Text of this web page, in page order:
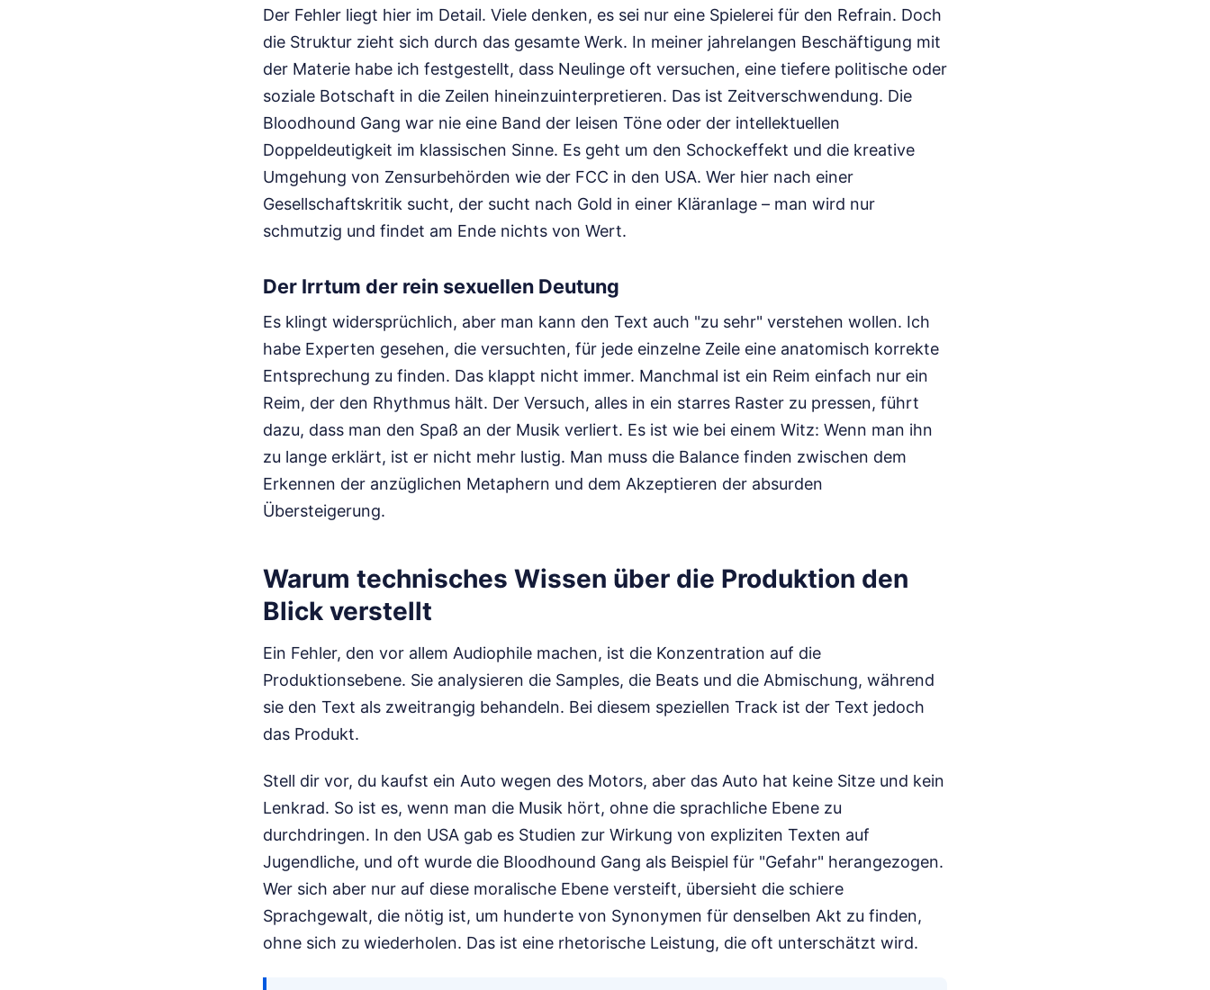
Der Fehler liegt hier im Detail. Viele denken, es sei nur eine Spielerei für den Refrain. Doch
die Struktur zieht sich durch das gesamte Werk. In meiner jahrelangen Beschäftigung mit
der Materie habe ich festgestellt, dass Neulinge oft versuchen, eine tiefere politische oder
soziale Botschaft in die Zeilen hineinzuinterpretieren. Das ist Zeitverschwendung. Die
Bloodhound Gang war nie eine Band der leisen Töne oder der intellektuellen
Doppeldeutigkeit im klassischen Sinne. Es geht um den Schockeffekt und die kreative
Umgehung von Zensurbehörden wie der FCC in den USA. Wer hier nach einer
Gesellschaftskritik sucht, der sucht nach Gold in einer Kläranlage – man wird nur
schmutzig und findet am Ende nichts von Wert.
Der Irrtum der rein sexuellen Deutung
Es klingt widersprüchlich, aber man kann den Text auch "zu sehr" verstehen wollen. Ich
habe Experten gesehen, die versuchten, für jede einzelne Zeile eine anatomisch korrekte
Entsprechung zu finden. Das klappt nicht immer. Manchmal ist ein Reim einfach nur ein
Reim, der den Rhythmus hält. Der Versuch, alles in ein starres Raster zu pressen, führt
dazu, dass man den Spaß an der Musik verliert. Es ist wie bei einem Witz: Wenn man ihn
zu lange erklärt, ist er nicht mehr lustig. Man muss die Balance finden zwischen dem
Erkennen der anzüglichen Metaphern und dem Akzeptieren der absurden
Übersteigerung.
Warum technisches Wissen über die Produktion den
Blick verstellt
Ein Fehler, den vor allem Audiophile machen, ist die Konzentration auf die
Produktionsebene. Sie analysieren die Samples, die Beats und die Abmischung, während
sie den Text als zweitrangig behandeln. Bei diesem speziellen Track ist der Text jedoch
das Produkt.
Stell dir vor, du kaufst ein Auto wegen des Motors, aber das Auto hat keine Sitze und kein
Lenkrad. So ist es, wenn man die Musik hört, ohne die sprachliche Ebene zu
durchdringen. In den USA gab es Studien zur Wirkung von expliziten Texten auf
Jugendliche, und oft wurde die Bloodhound Gang als Beispiel für "Gefahr" herangezogen.
Wer sich aber nur auf diese moralische Ebene versteift, übersieht die schiere
Sprachgewalt, die nötig ist, um hunderte von Synonymen für denselben Akt zu finden,
ohne sich zu wiederholen. Das ist eine rhetorische Leistung, die oft unterschätzt wird.